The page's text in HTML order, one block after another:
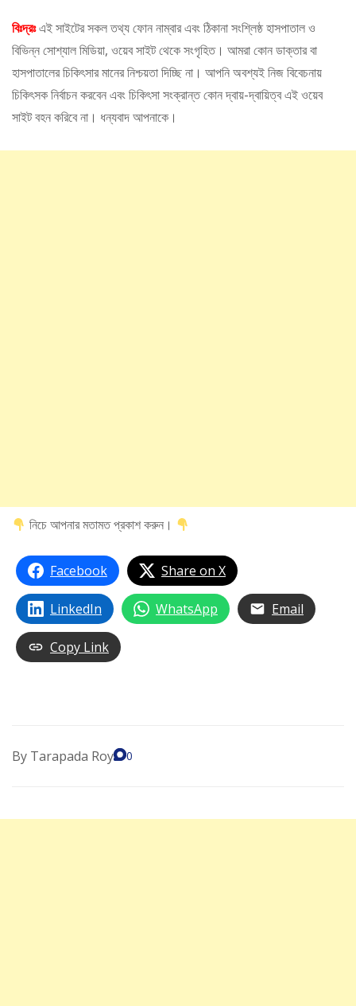
বিঃদ্রঃএই সাইটের সকল তথ্য ফোন নাম্বার এবং ঠিকানা সংশ্লিষ্ঠ হাসপাতাল ও
বিভিন্ন সোশ্যাল মিডিয়া, ওয়েব সাইট থেকে সংগৃহিত। আমরা কোন ডাক্তার বা
হাসপাতালের চিকিৎসার মানের নিশ্চয়তা দিচ্ছি না। আপনি অবশ্যই নিজ বিবেচনায়
চিকিৎসক নির্বাচন করবেন এবং চিকিৎসা সংক্রান্ত কোন দ্বায়-দ্বায়িত্ব এই ওয়েব
সাইট বহন করিবে না। ধন্যবাদ আপনাকে।
নিচে আপনার মতামত প্রকাশ করুন।
Facebook Share on X
LinkedIn WhatsApp Email
Copy Link
By Tarapada Roy 0